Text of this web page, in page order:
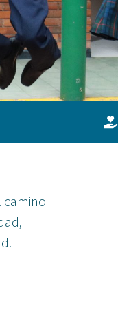
camino